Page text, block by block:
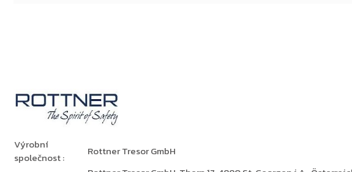
Výrobní
společnost:
Rottner Tresor GmbH